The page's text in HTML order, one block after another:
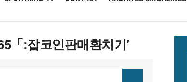
「:잡코인판매환치기'